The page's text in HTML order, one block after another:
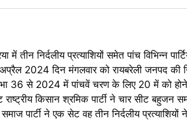
निर्दलीय प्रत्याशियों समेत पांच विभिन्न
2024 दिन मंगलवार को रायबरेली जनपद की
36 से 2024 में पांचवें चरण के लिए 20 में को
किसान श्रमिक पार्टी ने चार सीट बहुजन
पार्टी ने एक सेट वह तीन निर्दलीय